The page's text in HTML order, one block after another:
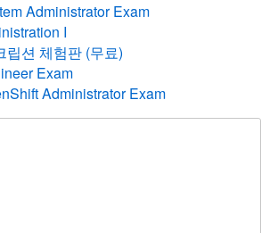
Administrator Exam
I
립션 체험판 (무료)
Exam
Administrator Exam